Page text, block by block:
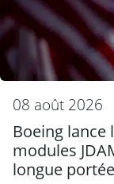
08 août 2026
Boeing lance
modules
longue portée